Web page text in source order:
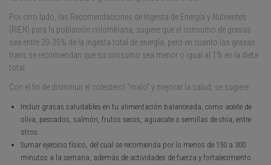
Por otro lado, las Recomendaciones de Ingesta de Energía y Nutrientes
(RIEN) para la población colombiana, sugiere que el consumo de grasas
sea entre 20-35% de la ingesta total de energía, pero en cuanto las grasas
trans se recomiendan que su consumo sea menor o igual al 1% en la dieta
total.
Con el fin de disminuir el colesterol “malo” y mejorar la salud, se sugiere:
Incluir grasas saludables en tu alimentación balanceada, como aceite de
oliva, pescados, salmón, frutos secos, aguacate o semillas de chía, entre
otros.
Sumar ejercicio físico, del cual se recomienda por lo menos de 150 a 300
minutos a la semana, además de actividades de fuerza y fortalecimiento.